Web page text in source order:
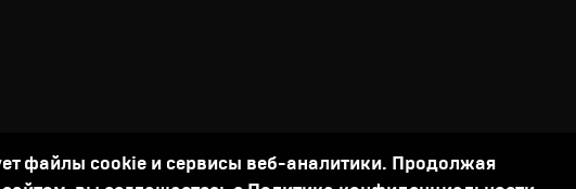
файлы cookie и сервисы веб-аналитики. Продолжая